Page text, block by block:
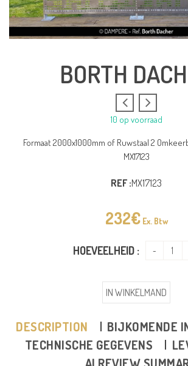
BORTH
10 op voorraad
Formaat 2000x1000mm of Ruwstaal 2
MX17123
REF :MX17123
232€ Ex. Btw
HOEVEELHEID :
IN WINKELMAND
DESCRIPTION
BIJKOMENDE
TECHNISCHE GEGEVENS